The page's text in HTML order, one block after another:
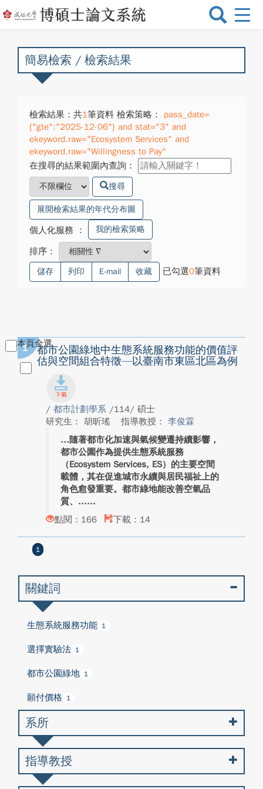
選
換
簡易檢索 / 檢索結果
檢索結果：共1筆資料 檢索策略：
pass_date=
{"gte":"2025-12-06"} and stat="3" and
ekeyword.raw="Ecosystem Services" and
ekeyword.raw="Willingness to Pay"
在搜尋的結果範圍內查詢：
搜尋
展開檢索結果的年代分布圖
個人化服務 ： 我的檢索策略
排序：
儲存 列印 E-mail 收藏 已勾選0筆資料
本頁全選
1
都市公園綠地中生態系統服務功能的價值評
估與空間組合特徵—以臺南市東區北區為例
/ 都市計劃學系 /114/ 碩士
研究生： 胡昕瑤
指導教授： 李俊霖
隨著都市化加速與氣候變遷持續影響，
都市公園作為提供生態系統服務
（Ecosystem Services, ES）的主要空間
載體，其在促進城市永續與居民福祉上的
角色愈發重要。都市綠地能改善空氣品
質、...
點閱：166
下載：14
1
關鍵詞
生態系統服務功能 1
選擇實驗法 1
都市公園綠地 1
願付價格 1
系所
指導教授